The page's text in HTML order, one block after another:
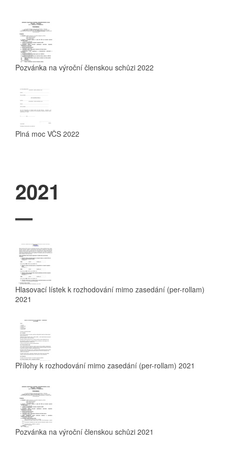
Pozvánka na výroční členskou schůzi 2022
Plná moc VČS 2022
2021
Hlasovací lístek k rozhodování mimo zasedání (per-rollam)
2021
Přílohy k rozhodování mimo zasedání (per-rollam) 2021
Pozvánka na výroční členskou schůzi 2021